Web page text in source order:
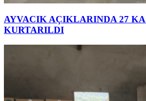
AYVACIK AÇIKLARINDA 27
KURTARILDI